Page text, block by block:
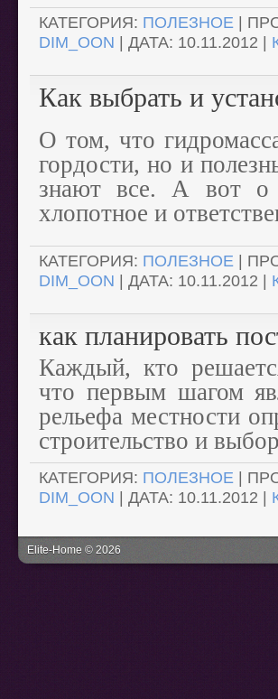
КАТЕГОРИЯ: ПОЛЕЗНОЕ |
DIM_OON | ДАТА: 10.11.2012 |
Как выбрать и
О том, что
гордости, но и
знают все. А вот о
хлопотное и
КАТЕГОРИЯ: ПОЛЕЗНОЕ |
DIM_OON | ДАТА: 10.11.2012 |
как планировать
Каждый, кто
что первым шагом
рельефа местности
строительство и
КАТЕГОРИЯ: ПОЛЕЗНОЕ |
DIM_OON | ДАТА: 10.11.2012 |
Elite-Home © 2026